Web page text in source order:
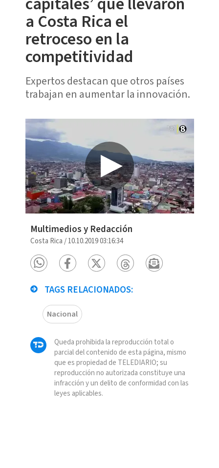
a Costa Rica el
retroceso en la
competitividad
Expertos destacan que otros países
trabajan en aumentar la innovación.
Multimedios y Redacción
Costa Rica /10.10.2019 03:16:34
TAGS RELACIONADOS:
Nacional
Queda prohibida la reproducción total o
parcial del contenido de esta página, mismo
que es propiedad de TELEDIARIO; su
reproducción no autorizada constituye una
infracción y un delito de conformidad con las
leyes aplicables.